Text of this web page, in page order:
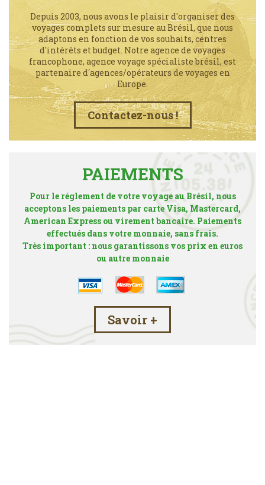
Depuis 2003, nous avons le plaisir d'organiser des
voyages complets sur mesure au Brésil, que nous
adaptons en fonction de vos souhaits, centres
d'intérêts et budget. Notre agence de voyages
francophone, agence voyage spécialiste brésil, est
partenaire d´agences/opérateurs de voyages en
Europe.
Contactez-nous !
PAIEMENTS
Pour le réglement de votre voyage au Brésil, nous
acceptons les paiements par carte Visa, Mastercard,
American Express ou virement bancaire. Paiements
effectués dans votre monnaie, sans frais.
Très important : nous garantissons vos prix en euros
ou autre monnaie
Savoir +